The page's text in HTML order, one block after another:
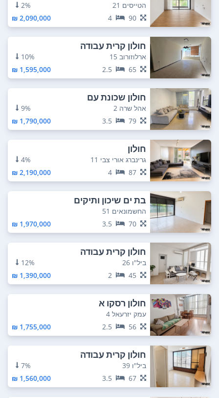
הטייסים 21
2%
90
4
2,090,000 ₪
חולון קרית עבודה
ארלוזורוב 15
10%
65
2.5
1,595,000 ₪
חולון שכונת עם
אהל שרה 2
9%
79
3.5
1,790,000 ₪
חולון
גרינברג אורי צבי 11
4%
87
4
2,190,000 ₪
בת ים שיכון ותיקים
החשמונאים 51
70
3.5
1,970,000 ₪
חולון קרית עבודה
ביל"ו 26
12%
45
2
1,390,000 ₪
חולון רסקו א
עמק יזרעאל 4
56
2.5
1,755,000 ₪
חולון קרית עבודה
ביל"ו 39
7%
67
3.5
1,560,000 ₪